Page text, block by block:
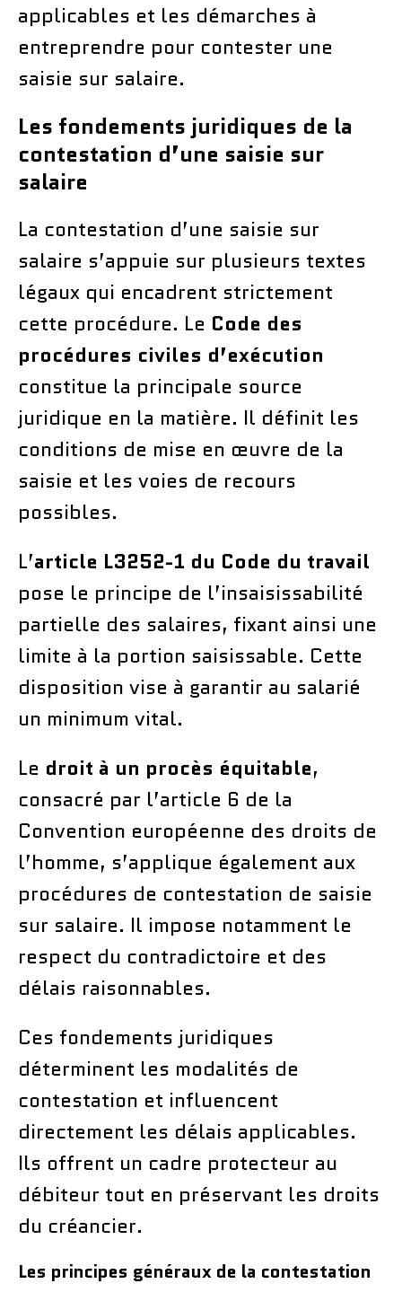
applicables et les démarches à
entreprendre pour contester une
saisie sur salaire.
Les fondements juridiques de la
contestation d’une saisie sur
salaire
La contestation d’une saisie sur
salaire s’appuie sur plusieurs textes
légaux qui encadrent strictement
cette procédure. Le Code des
procédures civiles d’exécution
constitue la principale source
juridique en la matière. Il définit les
conditions de mise en œuvre de la
saisie et les voies de recours
possibles.
L’article L3252-1 du Code du travail
pose le principe de l’insaisissabilité
partielle des salaires, fixant ainsi une
limite à la portion saisissable. Cette
disposition vise à garantir au salarié
un minimum vital.
Le droit à un procès équitable,
consacré par l’article 6 de la
Convention européenne des droits de
l’homme, s’applique également aux
procédures de contestation de saisie
sur salaire. Il impose notamment le
respect du contradictoire et des
délais raisonnables.
Ces fondements juridiques
déterminent les modalités de
contestation et influencent
directement les délais applicables.
Ils offrent un cadre protecteur au
débiteur tout en préservant les droits
du créancier.
Les principes généraux de la contestation